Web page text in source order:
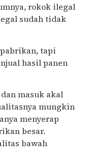
rokok ilegal
sudah tidak
tapi
hasil panen
masuk akal
mungkin
menyerap
besar.
bawah